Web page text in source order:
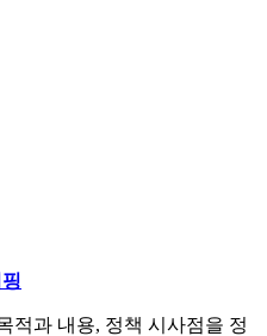
적과 내용, 정책 시사점을 정